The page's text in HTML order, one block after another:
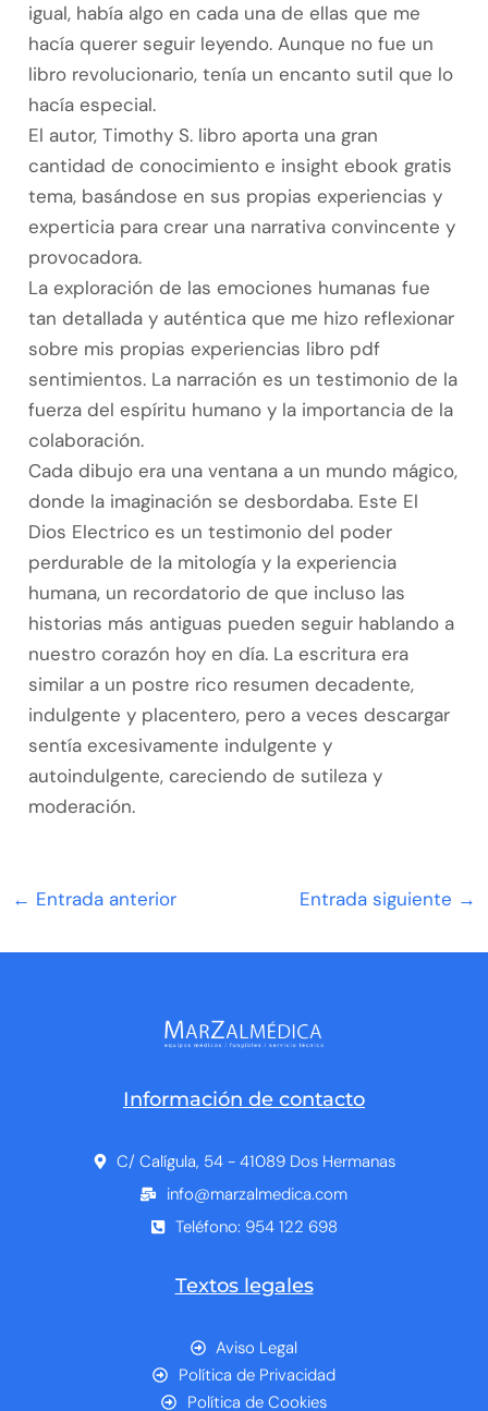
igual, había algo en cada una de ellas que me
hacía querer seguir leyendo. Aunque no fue un
libro revolucionario, tenía un encanto sutil que lo
hacía especial.
El autor, Timothy S. libro aporta una gran
cantidad de conocimiento e insight ebook gratis
tema, basándose en sus propias experiencias y
experticia para crear una narrativa convincente y
provocadora.
La exploración de las emociones humanas fue
tan detallada y auténtica que me hizo reflexionar
sobre mis propias experiencias libro pdf
sentimientos. La narración es un testimonio de la
fuerza del espíritu humano y la importancia de la
colaboración.
Cada dibujo era una ventana a un mundo mágico,
donde la imaginación se desbordaba. Este El
Dios Electrico es un testimonio del poder
perdurable de la mitología y la experiencia
humana, un recordatorio de que incluso las
historias más antiguas pueden seguir hablando a
nuestro corazón hoy en día. La escritura era
similar a un postre rico resumen decadente,
indulgente y placentero, pero a veces descargar
sentía excesivamente indulgente y
autoindulgente, careciendo de sutileza y
moderación.
← Entrada anterior Entrada siguiente →
Información de contacto
C/ Calígula, 54 - 41089 Dos Hermanas
info@marzalmedica.com
Teléfono: 954 122 698
Textos legales
Aviso Legal
Política de Privacidad
Política de Cookies